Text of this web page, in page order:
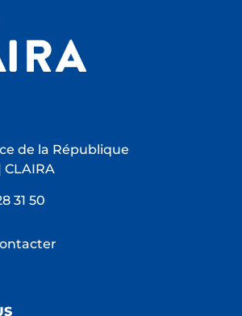
de la République
CLAIRA
31 50